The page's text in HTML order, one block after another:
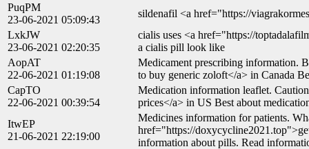
PuqPM
23-06-2021 05:09:43
sildenafil <a href="https://
LxkJW
23-06-2021 02:20:35
cialis uses <a href="https://
a cialis pill look like
AopAT
22-06-2021 01:19:08
Medicament prescribing information.
to buy generic zoloft</a> in Canada
CapTO
22-06-2021 00:39:54
Medication information leaflet.
prices</a> in US Best about
ItwEP
21-06-2021 22:19:00
Medicines information for patients.
href="https://
information about pills. Read